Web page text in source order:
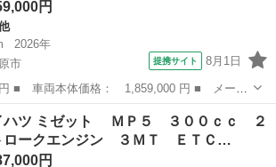
円
2026年
市
提携サイト 8月1日
種名： アトレー ■ グレード名： ＲＳ
カメラ付 両側電動スライド レーダークル
ハツ ミゼット ＭＰ５ ３００ｃｃ ２
ロークエンジン ３ＭＴ ＥＴＣ…
円